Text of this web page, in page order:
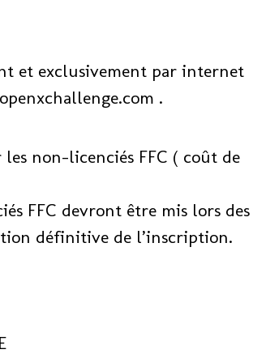
exclusivement par internet
.
non-licenciés FFC ( coût de
FFC devront être mis lors des
définitive de l’inscription.